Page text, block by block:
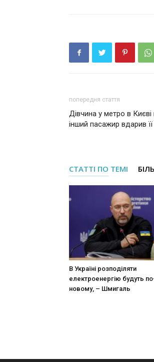
попередня стаття
Дівчина у метро в
інший пасажир вдарив її
СТАТТІ ПО ТЕМІ
В Україні розподіляти
електроенергію будуть
новому, – Шмигаль